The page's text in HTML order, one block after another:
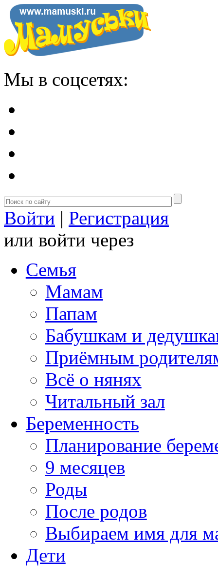
Мы в соцсетях:
Войти | Регистрация
или войти через
Семья
Мамам
Папам
Бабушкам и
Приёмным
Всё о нянях
Читальный зал
Беременность
Планирование
9 месяцев
Роды
После родов
Выбираем имя для
Дети